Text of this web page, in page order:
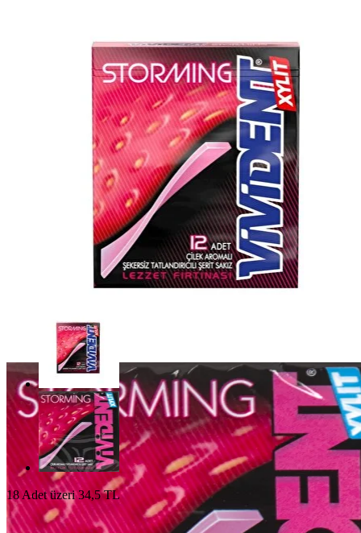
18 Adet üzeri 34,5 TL